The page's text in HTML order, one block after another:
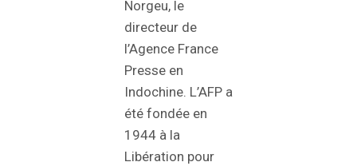
Norgeu, le
directeur de
l’Agence France
Presse en
Indochine. L’AFP a
été fondée en
1944 à la
Libération pour